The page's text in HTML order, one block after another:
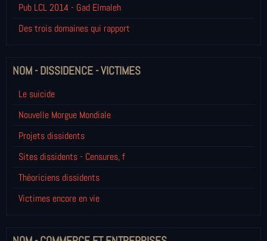
Pub LCL 2014 - Gad Elmaleh
Des trois domaines qui rapport
NOM - DISSIDENCE - VICTIMES
Le suicide
Nouvelle Morgue Mondiale
Projets dissidents
Sites dissidents - Censures, f
Théoriciens dissidents
Victimes encore en vie